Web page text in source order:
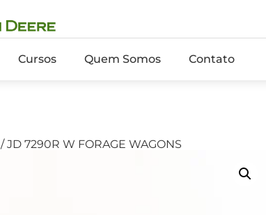
Cursos Quem Somos Contato
/ JD 7290R W FORAGE WAGONS